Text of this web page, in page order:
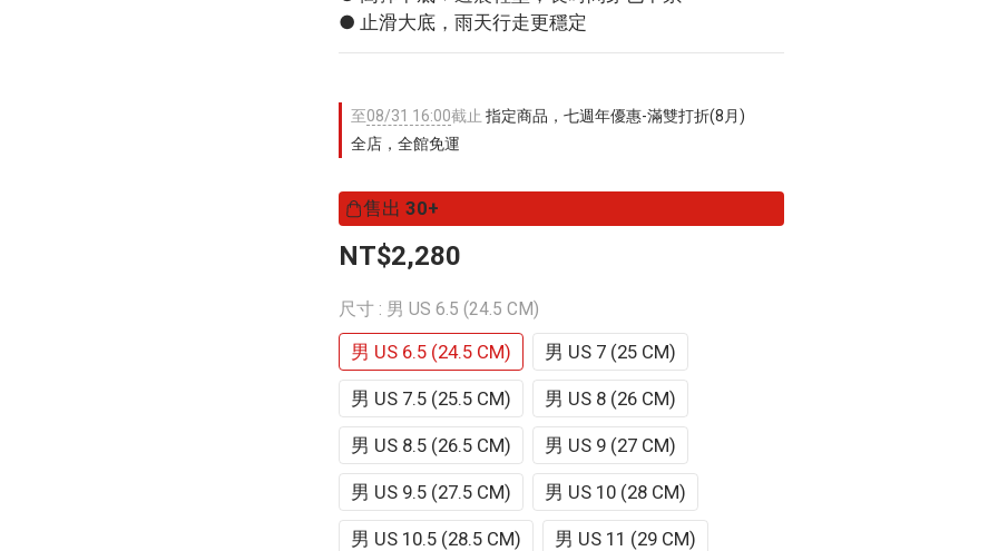
● 止滑大底，雨天行走更穩定
至08/31 16:00截止 指定商品，七週年優惠-滿雙打折(8月)
全店，全館免運
售出 30+
NT$2,280
尺寸 : 男 US 6.5 (24.5 CM)
男 US 6.5 (24.5 CM) 男 US 7 (25 CM)
男 US 7.5 (25.5 CM) 男 US 8 (26 CM)
男 US 8.5 (26.5 CM) 男 US 9 (27 CM)
男 US 9.5 (27.5 CM) 男 US 10 (28 CM)
男 US 10.5 (28.5 CM) 男 US 11 (29 CM)